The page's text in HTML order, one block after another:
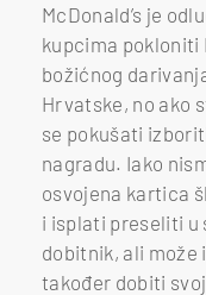
McDonald’s je
kupcima pokloniti
božićnog
Hrvatske, no ako
se pokušati
nagradu. Iako
osvojena kartica
i isplati preseliti u
dobitnik, ali
također dobiti